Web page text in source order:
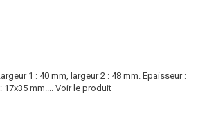
1 : 40 mm, largeur 2 : 48 mm. Epaisseur :
17x35 mm.... Voir le produit